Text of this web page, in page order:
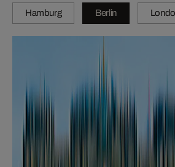
Hamburg Berlin